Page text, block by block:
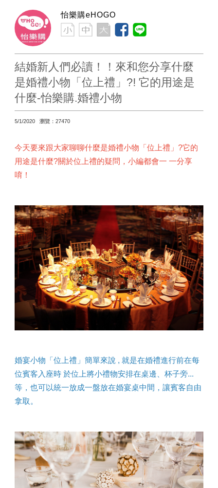
怡樂購eHOGO
結婚新人們必讀！！來和您分享什麼
是婚禮小物「位上禮」?! 它的用途是
什麼-怡樂購.婚禮小物
5/1/2020 瀏覽：27470
今天要來跟大家聊聊什麼是婚禮小物「位上禮」?它的
用途是什麼?關於位上禮的疑問，小編都會一 一分享
唷！
婚宴小物「位上禮」簡單來說 , 就是在婚禮進行前在每
位賓客入座時 於位上將小禮物安排在桌邊、杯子旁...
等，也可以統一放成一盤放在婚宴桌中間，讓賓客自由
拿取。